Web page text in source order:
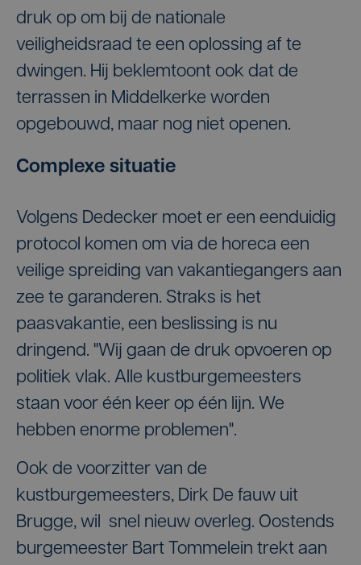
druk op om bij de nationale
veiligheidsraad te een oplossing af te
dwingen. Hij beklemtoont ook dat de
terrassen in Middelkerke worden
opgebouwd, maar nog niet openen.
Complexe situatie
Volgens Dedecker moet er een eenduidig
protocol komen om via de horeca een
veilige spreiding van vakantiegangers aan
zee te garanderen. Straks is het
paasvakantie, een beslissing is nu
dringend. "Wij gaan de druk opvoeren op
politiek vlak. Alle kustburgemeesters
staan voor één keer op één lijn. We
hebben enorme problemen".
Ook de voorzitter van de
kustburgemeesters, Dirk De fauw uit
Brugge, wil snel nieuw overleg. Oostends
burgemeester Bart Tommelein trekt aan